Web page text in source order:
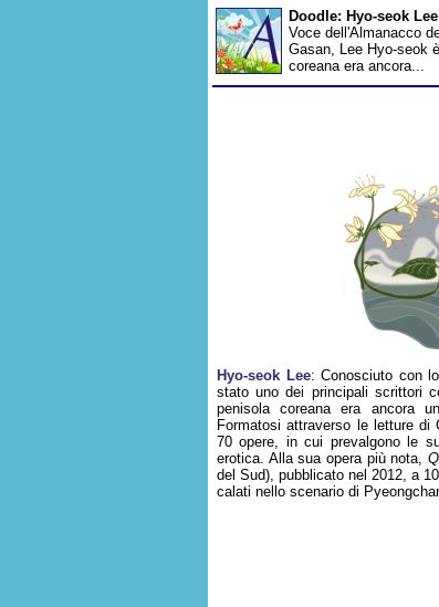
Doodle: Hyo-seok
Voce dell'Almanacco
Gasan, Lee Hyo-seok
coreana era ancora...
Hyo-seok Lee: Conosciuto con
stato uno dei principali scrittori
penisola coreana era ancora
Formatosi attraverso le letture
70 opere, in cui prevalgono le
erotica. Alla sua opera più nota,
del Sud), pubblicato nel 2012, a
calati nello scenario di